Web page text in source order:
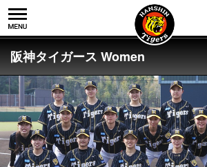
阪神タイガース Women